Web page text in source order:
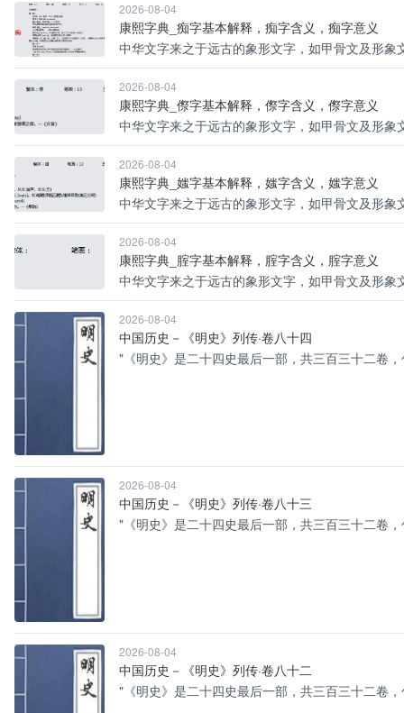
2026-08-04
康熙字典_痴字基本解释，痴字含义，痴字意义
中华文字来之于远古的象形文字，如甲骨文及形
2026-08-04
康熙字典_傺字基本解释，傺字含义，傺字意义
中华文字来之于远古的象形文字，如甲骨文及形
2026-08-04
康熙字典_媸字基本解释，媸字含义，媸字意义
中华文字来之于远古的象形文字，如甲骨文及形
2026-08-04
康熙字典_腟字基本解释，腟字含义，腟字意义
中华文字来之于远古的象形文字，如甲骨文及形
2026-08-04
中国历史－《明史》列传·卷八十四
"《明史》是二十四史最后一部，共三百三十二卷
2026-08-04
中国历史－《明史》列传·卷八十三
"《明史》是二十四史最后一部，共三百三十二卷
2026-08-04
中国历史－《明史》列传·卷八十二
"《明史》是二十四史最后一部，共三百三十二卷